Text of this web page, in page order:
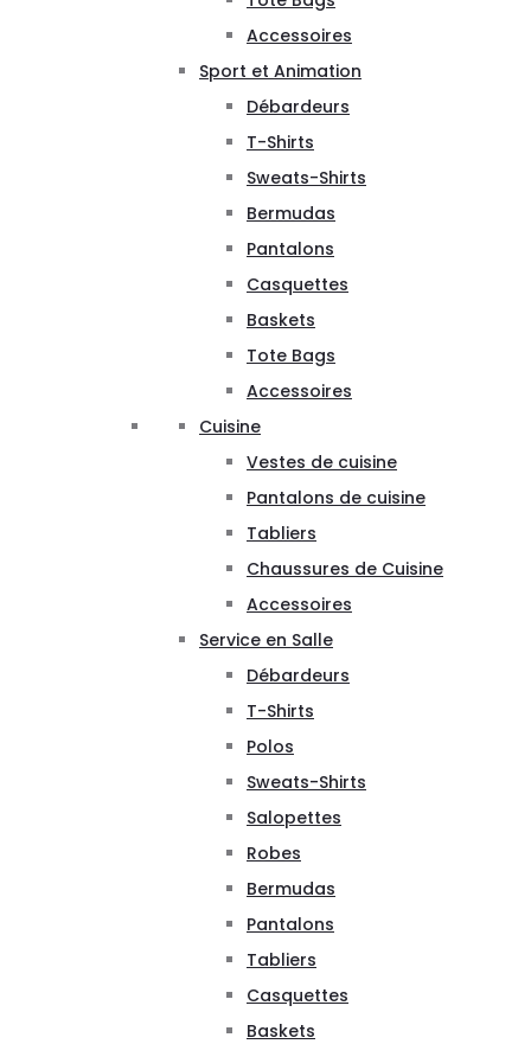
Accessoires
Sport et Animation
Débardeurs
T-Shirts
Sweats-Shirts
Bermudas
Pantalons
Casquettes
Baskets
Tote Bags
Accessoires
Cuisine
Vestes de cuisine
Pantalons de cuisine
Tabliers
Chaussures de Cuisine
Accessoires
Service en Salle
Débardeurs
T-Shirts
Polos
Sweats-Shirts
Salopettes
Robes
Bermudas
Pantalons
Tabliers
Casquettes
Baskets